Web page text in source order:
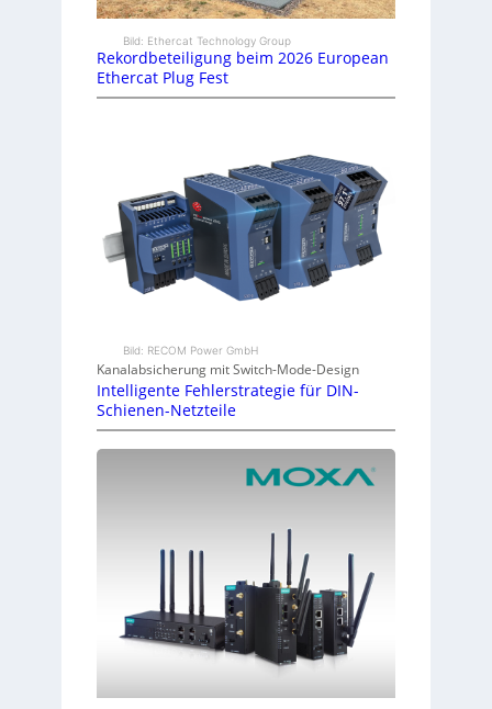
Bild: Ethercat Technology Group
Rekordbeteiligung beim 2026 European
Ethercat Plug Fest
Bild: RECOM Power GmbH
Kanalabsicherung mit Switch-Mode-Design
Intelligente Fehlerstrategie für DIN-
Schienen-Netzteile